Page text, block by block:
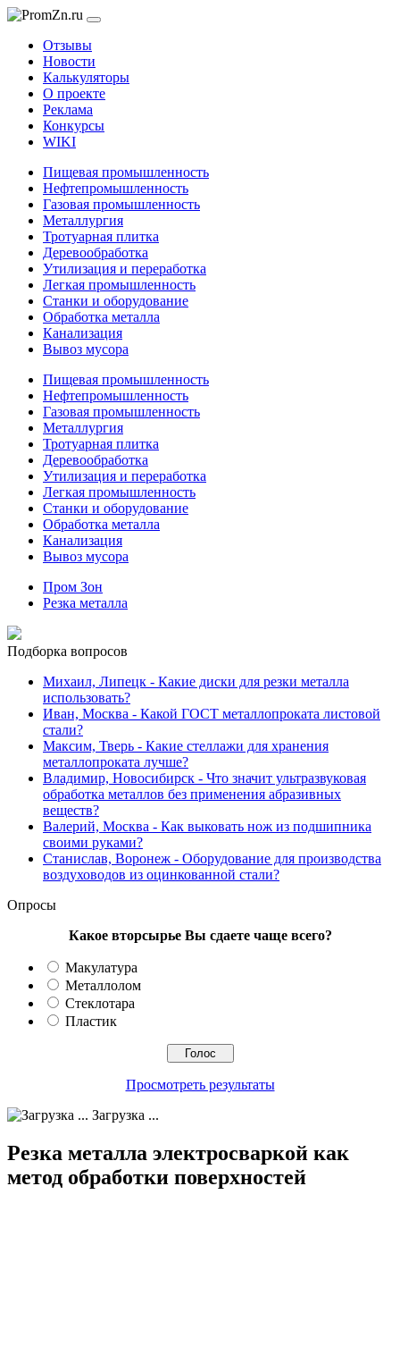
Отзывы
Новости
Калькуляторы
О проекте
Реклама
Конкурсы
WIKI
Пищевая промышленность
Нефтепромышленность
Газовая промышленность
Металлургия
Тротуарная плитка
Деревообработка
Утилизация и переработка
Легкая промышленность
Станки и оборудование
Обработка металла
Канализация
Вывоз мусора
Пищевая промышленность
Нефтепромышленность
Газовая промышленность
Металлургия
Тротуарная плитка
Деревообработка
Утилизация и переработка
Легкая промышленность
Станки и оборудование
Обработка металла
Канализация
Вывоз мусора
Пром Зон
Резка металла
Подборка вопросов
Михаил, Липецк - Какие диски для резки металла
использовать?
Иван, Москва - Какой ГОСТ металлопроката листовой
стали?
Максим, Тверь - Какие стеллажи для хранения
металлопроката лучше?
Владимир, Новосибирск - Что значит ультразвуковая
обработка металлов без применения абразивных
веществ?
Валерий, Москва - Как выковать нож из подшипника
своими руками?
Станислав, Воронеж - Оборудование для производства
воздуховодов из оцинкованной стали?
Опросы
Какое вторсырье Вы сдаете чаще всего?
Макулатура
Металлолом
Стеклотара
Пластик
Просмотреть результаты
Загрузка ...
Резка металла электросваркой как
метод обработки поверхностей